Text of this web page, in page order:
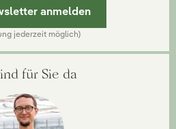
anmelden
jederzeit möglich)
für Sie da